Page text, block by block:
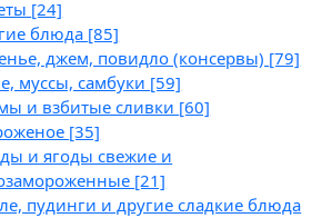
[24]
блюда [85]
джем, повидло (консервы) [79]
муссы, самбуки [59]
и взбитые сливки [60]
[35]
и ягоды свежие и
[21]
пудинги и другие сладкие блюда